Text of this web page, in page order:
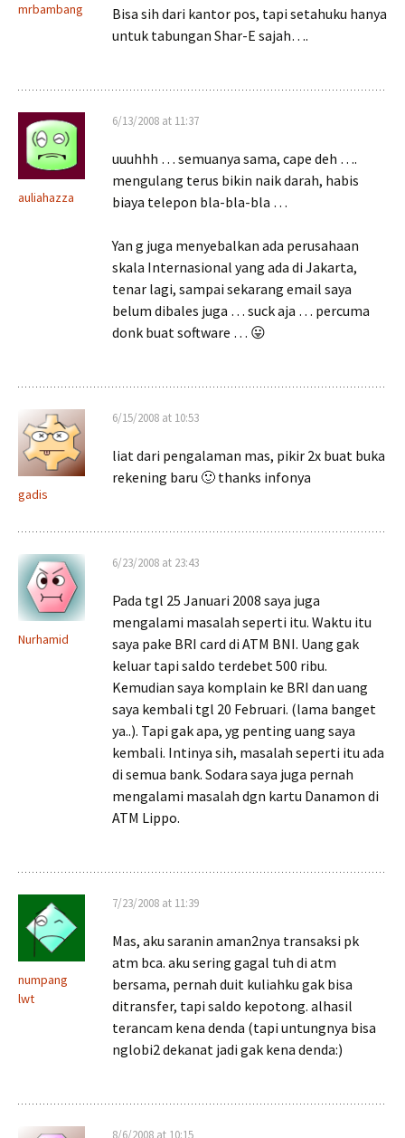
mrbambang
Bisa sih dari kantor pos, tapi setahuku hanya
untuk tabungan Shar-E sajah….
auliahazza
6/13/2008 at 11:37
uuuhhh … semuanya sama, cape deh ….
mengulang terus bikin naik darah, habis
biaya telepon bla-bla-bla …
Yan g juga menyebalkan ada perusahaan
skala Internasional yang ada di Jakarta,
tenar lagi, sampai sekarang email saya
belum dibales juga … suck aja … percuma
donk buat software … 😛
gadis
6/15/2008 at 10:53
liat dari pengalaman mas, pikir 2x buat buka
rekening baru 🙂 thanks infonya
Nurhamid
6/23/2008 at 23:43
Pada tgl 25 Januari 2008 saya juga
mengalami masalah seperti itu. Waktu itu
saya pake BRI card di ATM BNI. Uang gak
keluar tapi saldo terdebet 500 ribu.
Kemudian saya komplain ke BRI dan uang
saya kembali tgl 20 Februari. (lama banget
ya..). Tapi gak apa, yg penting uang saya
kembali. Intinya sih, masalah seperti itu ada
di semua bank. Sodara saya juga pernah
mengalami masalah dgn kartu Danamon di
ATM Lippo.
numpang
lwt
7/23/2008 at 11:39
Mas, aku saranin aman2nya transaksi pk
atm bca. aku sering gagal tuh di atm
bersama, pernah duit kuliahku gak bisa
ditransfer, tapi saldo kepotong. alhasil
terancam kena denda (tapi untungnya bisa
nglobi2 dekanat jadi gak kena denda:)
8/6/2008 at 10:15